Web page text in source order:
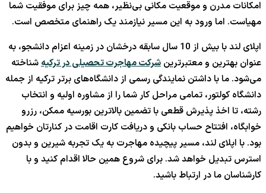
امکانات مدرن و موقعیت مکانی بی‌نظیر، همه چیز برای موفقیت شما
مهیاست. اما ورود به این مسیر نیازمند یک راهنمای متخصص است.
اپلای لند با بیش از 10 سال سابقه درخشان در زمینه اعزام دانشجو، به
عنوان بهترین و معتبرترین شرکت مهاجرت تحصیلی در ترکیهشناخته
می‌شود. ما با داشتن نمایندگی رسمی از دانشگاه‌های برتر ترکیه از جمله
دانشگاه کولتور، تمامی مراحل کار شما را از مشاوره اولیه و انتخاب
رشته، تا اخذ پذیرش قطعی با تضمین بالاترین بورسیه ممکن، رزرو
خوابگاه، افتتاح حساب بانکی و دریافت کارت اقامت در کنارتان خواهیم
بود. با اپلای لند، مسیر پیچیده مهاجرت به یک تجربه شیرین و بدون
استرس تبدیل خواهد شد. برای شروع همین حالا اقدام کنید و با
کارشناسان ما در ارتباط باشید.